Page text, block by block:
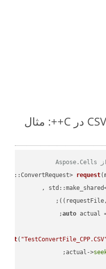
نحوه تبدیل CSV to DOCM در C++: مثال
request(
))
;
auto actual
out(